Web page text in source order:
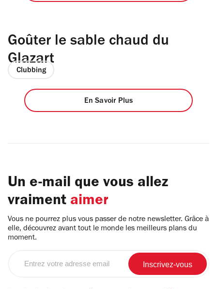
Goûter le sable chaud du
Glazart
Clubbing
En Savoir Plus
Un e-mail que vous allez
vraiment aimer
Vous ne pourrez plus vous passer de notre newsletter. Grâce à
elle, découvrez avant tout le monde les meilleurs plans du
moment.